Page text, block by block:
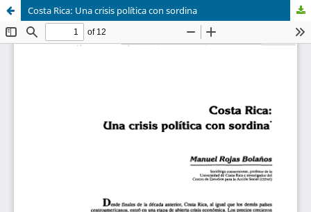
Costa Rica: Una crisis política con sordina